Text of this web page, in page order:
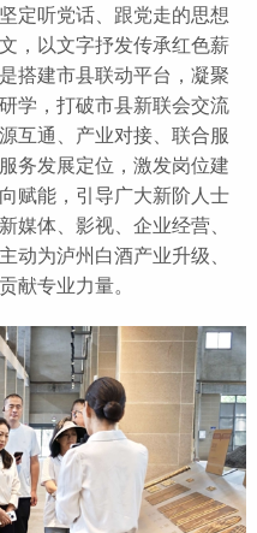
定听党话、跟党走的思想
，以文字抒发传承红色薪
搭建市县联动平台，凝聚
学，打破市县新联会交流
互通、产业对接、联合服
务发展定位，激发岗位建
赋能，引导广大新阶人士
媒体、影视、企业经营、
动为泸州白酒产业升级、
献专业力量。